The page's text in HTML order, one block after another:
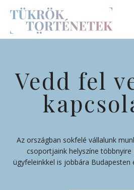
Vedd fel
Az országban sokfelé vállalunk
csoportjaink helyszíne többnyire
ügyfeleinkkel is jobbára Budapesten